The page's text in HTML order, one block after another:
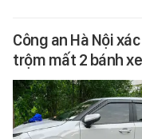
Công an Hà Nội
trộm mất 2 bánh xe